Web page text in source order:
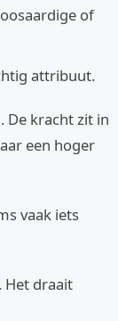
of
attribuut.
De kracht zit in
een hoger
vaak iets
Het draait